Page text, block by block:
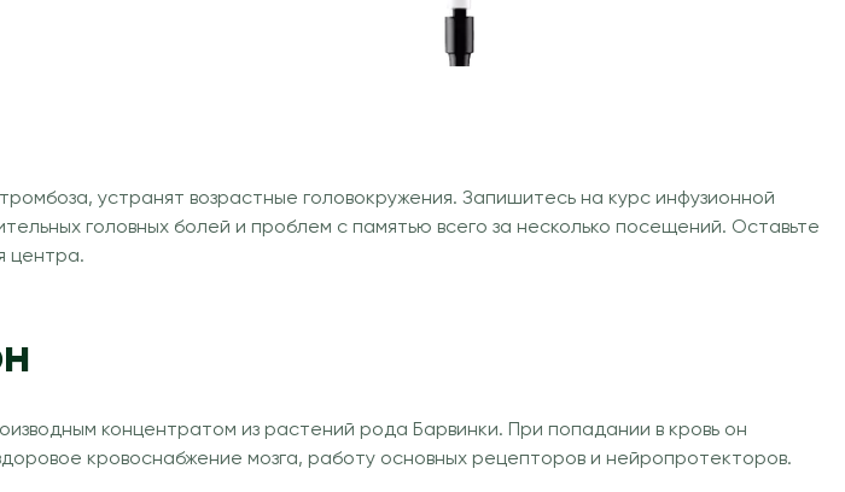
устранят возрастные головокружения. Запишитесь на курс инфузионной
головных болей и проблем с памятью всего за несколько посещений. Оставьте
центра.
концентратом из растений рода Барвинки. При попадании в кровь он
кровоснабжение мозга, работу основных рецепторов и нейропротекторов.